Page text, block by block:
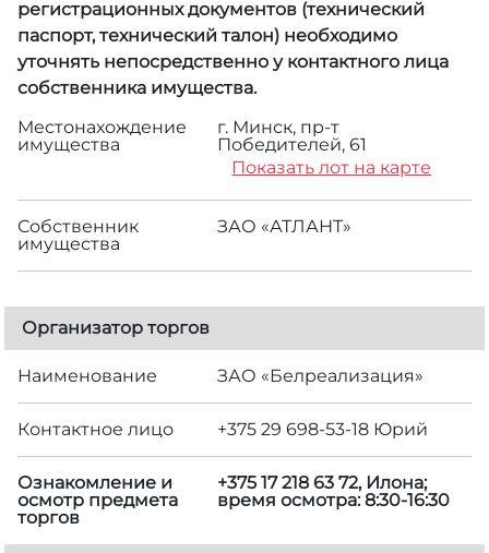
регистрационных документов (технический
паспорт, технический талон) необходимо
уточнять непосредственно у контактного лица
собственника имущества.
Местонахождение
имущества
г. Минск, пр-т
Победителей, 61
Показать лот на карте
Собственник
имущества
ЗАО «АТЛАНТ»
Организатор торгов
Наименование ЗАО «Белреализация»
Контактное лицо +375 29 698-53-18 Юрий
Ознакомление и
осмотр предмета
торгов
+375 17 218 63 72, Илона;
время осмотра: 8:30-16:30